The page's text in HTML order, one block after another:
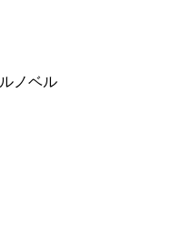
ノベル